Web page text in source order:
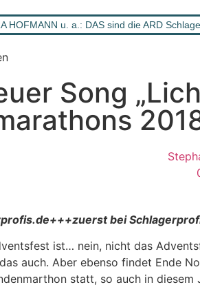
HOFMANN u. a.: DAS sind die ARD
Song
bei
ist… nein, nicht das
auch. Aber ebenso findet Ende
statt, so auch in diesem